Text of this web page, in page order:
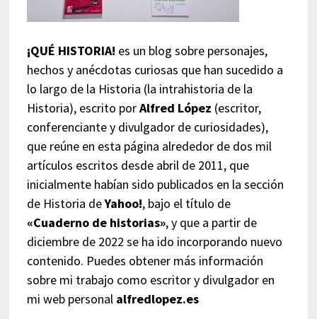
¡QUÉ HISTORIA! es un blog sobre personajes,
hechos y anécdotas curiosas que han sucedido a
lo largo de la Historia (la intrahistoria de la
Historia), escrito porAlfred López (escritor,
conferenciante y divulgador de curiosidades),
que reúne en esta página alrededor de dos mil
artículos escritos desde abril de 2011, que
inicialmente habían sido publicados en la sección
de Historia deYahoo!, bajo el título de
«Cuaderno de historias», y que a partir de
diciembre de 2022 se ha ido incorporando nuevo
contenido. Puedes obtener más información
sobre mi trabajo como escritor y divulgador en
mi web personal alfredlopez.es